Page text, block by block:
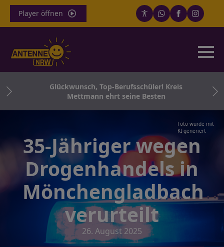
Player öffnen
Glückwunsch, Top-Berufsschüler! Kreis
Mettmann ehrt seine Besten
Foto wurde mit
KI generiert
35-Jähriger wegen
Drogenhandels in
Mönchengladbach
verurteilt
26. August 2025